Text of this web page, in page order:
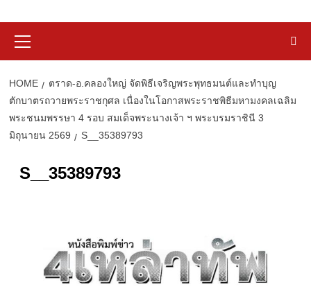
Menu
HOME
ตราด-อ.คลองใหญ่ จัดพิธีเจริญพระพุทธมนต์และทำบุญ
ตักบาตรถวายพระราชกุศล เนื่องในโอกาสพระราชพิธีมหามงคลเฉลิม
พระชนมพรรษา 4 รอบ สมเด็จพระนางเจ้า ฯ พระบรมราชินี 3
มิถุนายน 2569
S__35389793
S__35389793